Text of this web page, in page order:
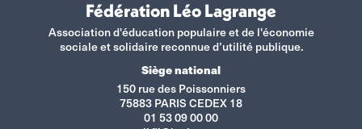
Fédération Léo Lagrange
Association d'éducation populaire et de l'économie
sociale et solidaire reconnue d’utilité publique.
Siège national
150 rue des Poissonniers
75883 PARIS CEDEX 18
01 53 09 00 00